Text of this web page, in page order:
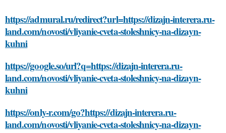
https://admural.ru/redirect?url=https://dizajn-interera.ru-
land.com/novosti/vliyanie-cveta-stoleshnicy-na-dizayn-
kuhni
https://google.so/url?q=https://dizajn-interera.ru-
land.com/novosti/vliyanie-cveta-stoleshnicy-na-dizayn-
kuhni
https://only-r.com/go?https://dizajn-interera.ru-
land.com/novosti/vliyanie-cveta-stoleshnicy-na-dizayn-